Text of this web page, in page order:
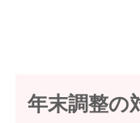
年末調整の